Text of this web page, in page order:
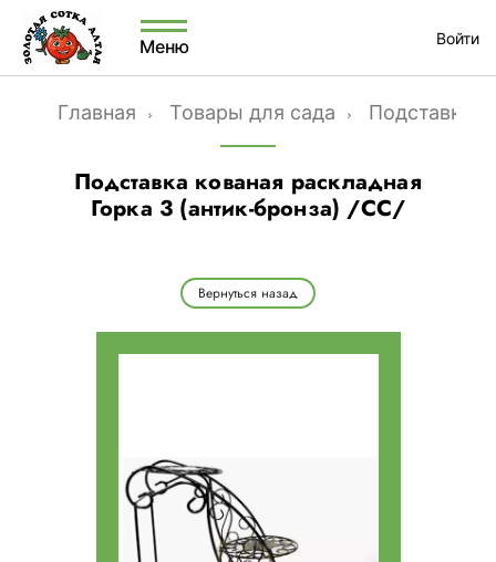
Меню Войти
Главная Товары для сада Подставки,
Подставка кованая раскладная
Горка 3 (антик-бронза) /СС/
Вернуться назад